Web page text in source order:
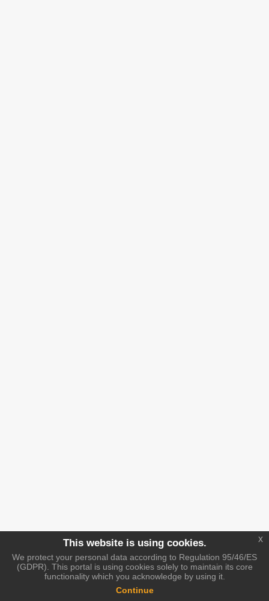
This website is using cookies.
We protect your personal data according to Regulation 95/46/ES
(GDPR). This portal is using cookies solely to maintain its core
functionality which you acknowledge by using it.
Continue
x